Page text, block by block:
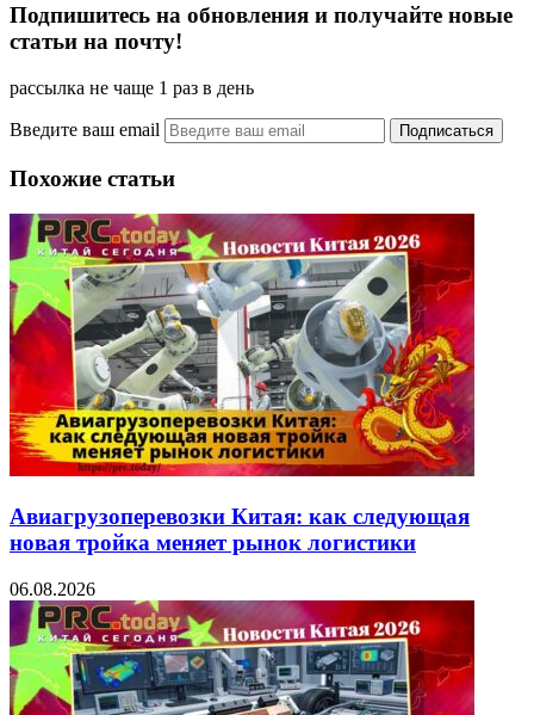
Подпишитесь на обновления и получайте новые
статьи на почту!
рассылка не чаще 1 раз в день
Введите ваш email
Похожие статьи
Авиагрузоперевозки Китая: как следующая
новая тройка меняет рынок логистики
06.08.2026